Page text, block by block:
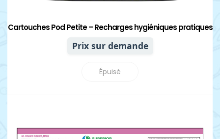
Cartouches Pod Petite – Recharges hygiéniques pratiques
Prix sur demande
Épuisé